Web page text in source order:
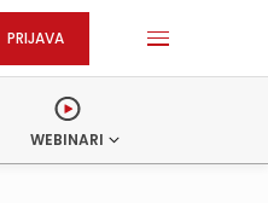
PRIJAVA
WEBINARI